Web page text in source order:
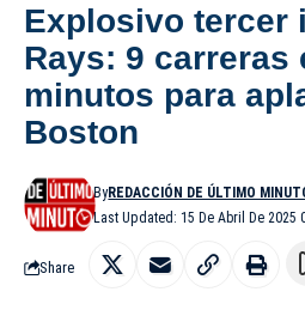
Explosivo tercer
Rays: 9 carreras
minutos para
Boston
Last Updated: 15 De Abril De 2025
ByREDACCIÓN DE ÚLTIMO
Share